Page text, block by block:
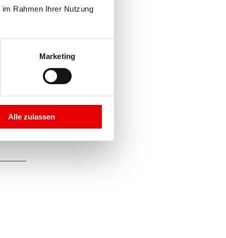
Rahmen Ihrer Nutzung
Marketing
Alle zulassen
den